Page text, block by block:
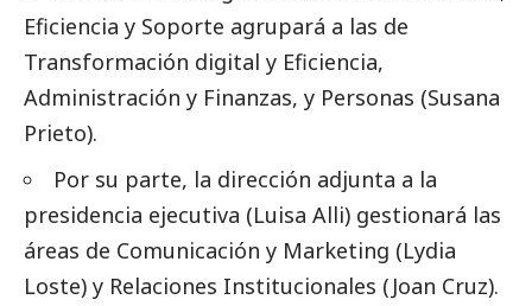
Eficiencia y Soporte agrupará a las de
Transformación digital y Eficiencia,
Administración y Finanzas, y Personas (Susana
Prieto).
Por su parte, la dirección adjunta a la
presidencia ejecutiva (Luisa Alli) gestionará las
áreas de Comunicación y Marketing (Lydia
Loste) y Relaciones Institucionales (Joan Cruz).